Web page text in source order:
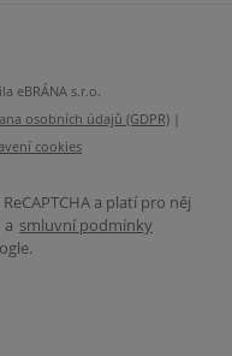
eBRÁNA s.r.o.
osobních údajů (GDPR) |
cookies
a platí pro něj
a smluvní podmínky